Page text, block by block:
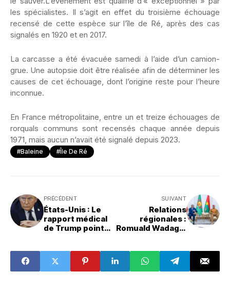
les spécialistes. Il s’agit en effet du troisième échouage
recensé de cette espèce sur l’île de Ré, après des cas
signalés en 1920 et en 2017.
La carcasse a été évacuée samedi à l’aide d’un camion-
grue. Une autopsie doit être réalisée afin de déterminer les
causes de cet échouage, dont l’origine reste pour l’heure
inconnue.
En France métropolitaine, entre un et treize échouages de
rorquals communs sont recensés chaque année depuis
1971, mais aucun n’avait été signalé depuis 2023.
#Baleine #Île De Ré
PRÉCÉDENT
États-Unis : Le
rapport médical
de Trump pointé
SUIVANT
Relations
régionales :
Romuald Wadagni
échanges
diplomatiques